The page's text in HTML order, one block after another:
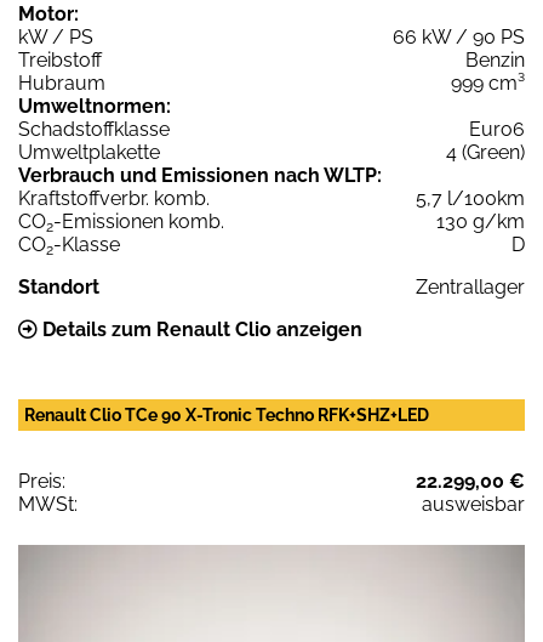
Motor:
kW / PS
66 kW / 90 PS
Treibstoff
Benzin
Hubraum
999 cm³
Umweltnormen:
Schadstoffklasse
Euro6
Umweltplakette
4 (Green)
Verbrauch und Emissionen nach WLTP:
Kraftstoffverbr. komb.
5,7 l/100km
CO2-Emissionen komb.
130 g/km
CO2-Klasse
D
Standort
Zentrallager
Details zum Renault Clio anzeigen
Renault Clio TCe 90 X-Tronic Techno RFK+SHZ+LED
Preis:
22.299,00 €
MWSt:
ausweisbar